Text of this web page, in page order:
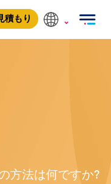
積もり
方法は何ですか?